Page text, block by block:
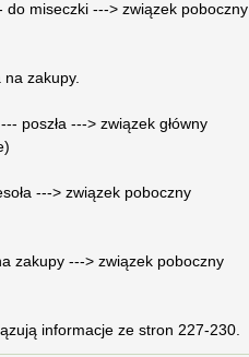
do miseczki ---> związek poboczny
na zakupy.
poszła ---> związek główny
---> związek poboczny
zakupy ---> związek poboczny
informacje ze stron 227-230.